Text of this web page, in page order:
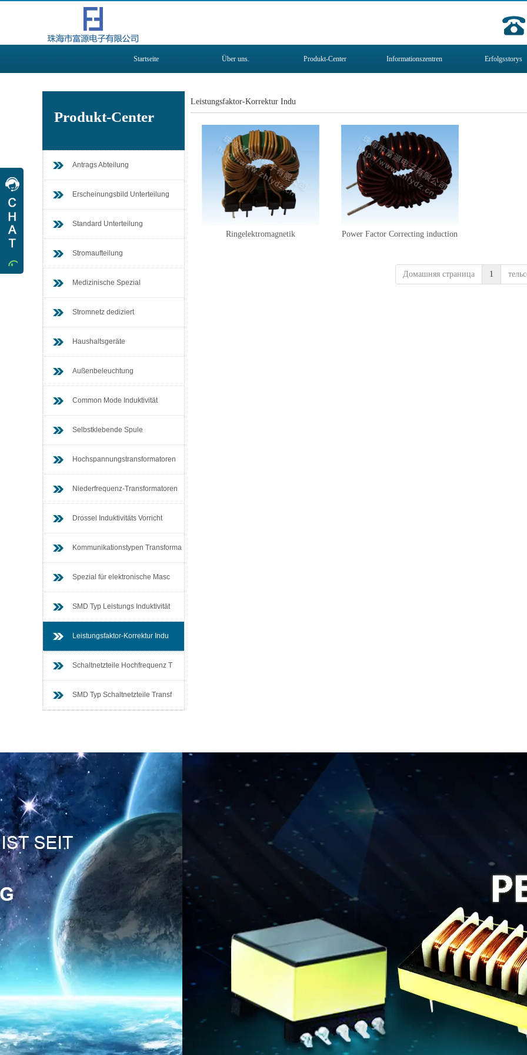
Startseite Über uns. Produkt-Center Informationszentren Erfolgsstorys
Produkt-Center
Antrags Abteilung
Erscheinungsbild Unterteilung
Standard Unterteilung
Stromaufteilung
Medizinische Spezial
Stromnetz dediziert
Haushaltsgeräte
Außenbeleuchtung
Common Mode Induktivität
Selbstklebende Spule
Hochspannungstransformatoren
Niederfrequenz-Transformatoren
Drossel Induktivitäts Vorricht
Kommunikationstypen Transforma
Spezial für elektronische Masc
SMD Typ Leistungs Induktivität
Leistungsfaktor-Korrektur Indu
Schaltnetzteile Hochfrequenz T
SMD Typ Schaltnetzteile Transf
在线QQ
Arbeitszeit
Montag NachSams
tag
8:30-17:30
Informationen
Leistungsfaktor-Korrektur Indu
Ringelektromagnetik Power Factor Correcting induction
Домашняя страница 1